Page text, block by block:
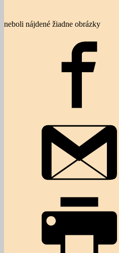
neboli nájdené žiadne obrázky